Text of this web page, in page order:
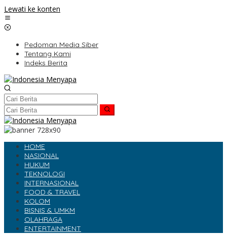
Lewati ke konten
Pedoman Media Siber
Tentang Kami
Indeks Berita
HOME
NASIONAL
HUKUM
TEKNOLOGI
INTERNASIONAL
FOOD & TRAVEL
KOLOM
BISNIS & UMKM
OLAHRAGA
ENTERTAINMENT